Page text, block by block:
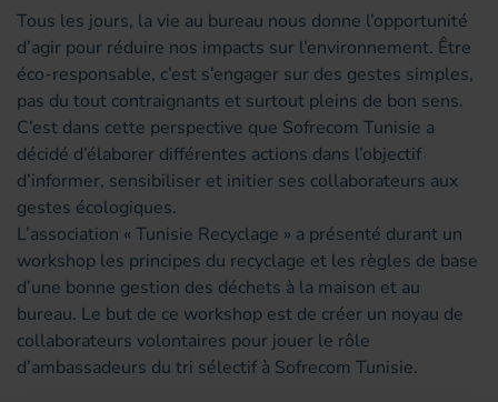
Tous les jours, la vie au bureau nous donne l’opportunité
d’agir pour réduire nos impacts sur l’environnement. Être
éco-responsable, c’est s’engager sur des gestes simples,
pas du tout contraignants et surtout pleins de bon sens.
C’est dans cette perspective que Sofrecom Tunisie a
décidé d’élaborer différentes actions dans l’objectif
d’informer, sensibiliser et initier ses collaborateurs aux
gestes écologiques.
L’association « Tunisie Recyclage » a présenté durant un
workshop les principes du recyclage et les règles de base
d’une bonne gestion des déchets à la maison et au
bureau. Le but de ce workshop est de créer un noyau de
collaborateurs volontaires pour jouer le rôle
d’ambassadeurs du tri sélectif à Sofrecom Tunisie.